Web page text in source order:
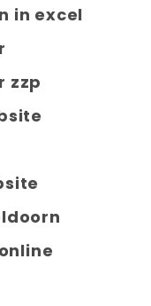
in excel
zzp